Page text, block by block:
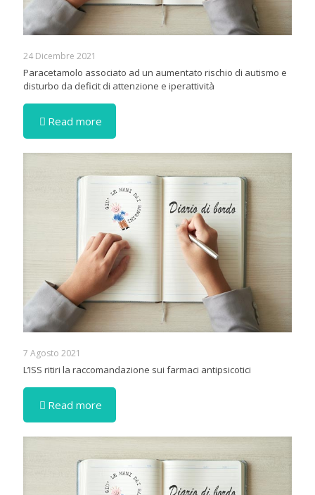
24 Dicembre 2021
Paracetamolo associato ad un aumentato rischio di autismo e
disturbo da deficit di attenzione e iperattività
Read more
7 Agosto 2021
L’ISS ritiri la raccomandazione sui farmaci antipsicotici
Read more